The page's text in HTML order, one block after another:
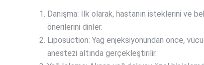
Danışma: İlk olarak, hastanın isteklerini ve
önerilerini dinler.
Liposuction: Yağ enjeksiyonundan önce,
anestezi altında gerçekleştirilir.